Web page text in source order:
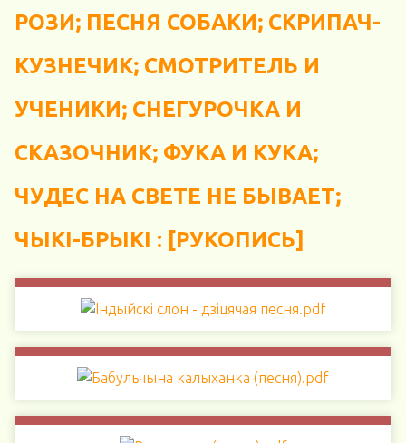
РОЗИ; ПЕСНЯ СОБАКИ; СКРИПАЧ-
КУЗНЕЧИК; СМОТРИТЕЛЬ И
УЧЕНИКИ; СНЕГУРОЧКА И
СКАЗОЧНИК; ФУКА И КУКА;
ЧУДЕС НА СВЕТЕ НЕ БЫВАЕТ;
ЧЫКІ-БРЫКІ : [РУКОПИСЬ]